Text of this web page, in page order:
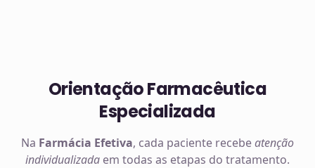
Orientação Farmacêutica
Especializada
Na Farmácia Efetiva, cada paciente recebeatenção
individualizada em todas as etapas do tratamento.